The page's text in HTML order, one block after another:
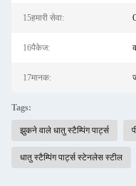
15हमारी सेवा:
16पैकेज:
17मानक:
Tags:
झुकने वाले धातु स्टैम्पिंग पार्ट्स
धातु स्टैम्पिंग पार्ट्स स्टेनलेस स्टील